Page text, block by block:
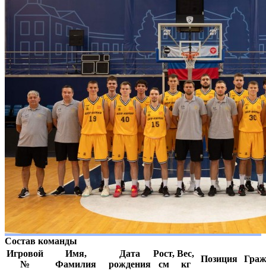
Состав команды
Игровой
№
Имя,
Фамилия
Дата
рождения
Рост,
см
Вес,
кг
Позиция